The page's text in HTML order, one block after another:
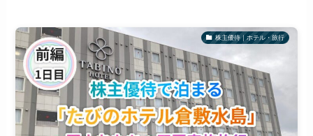
株主優待｜ホテル・旅行